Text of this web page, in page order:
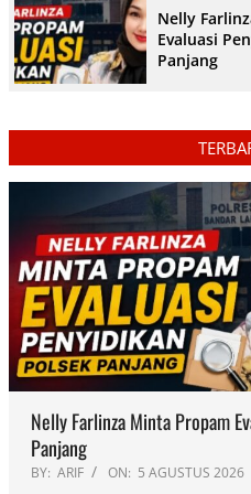
Nelly
Evaluasi
Panjang
Nelly Farlinza Minta Propam
Panjang
BY: ARIF ON: 5 AGUSTUS 2026